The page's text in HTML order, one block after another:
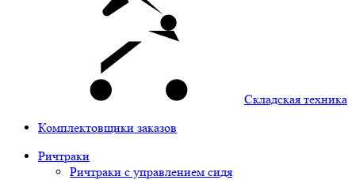
Складская техника
Комплектовщики заказов
Ричтраки
Ричтраки с управлением сидя